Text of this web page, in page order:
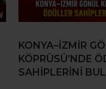
KONYA–İZMİR
KÖPRÜSÜ’NDE
SAHİPLERİNİ